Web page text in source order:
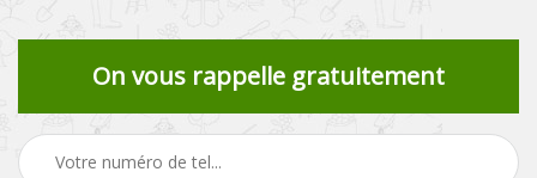
On vous rappelle gratuitement